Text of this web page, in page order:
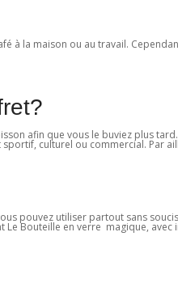
à la maison ou au travail.
afin que vous le buviez plus
culturel ou commercial. Par
pouvez utiliser partout sans
Bouteille en verre magique, avec